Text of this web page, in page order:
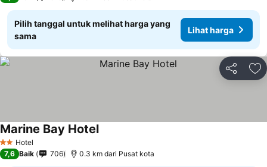
Pilih tanggal untuk melihat harga yang
sama
Lihat harga
Bagikan
2 Bintang
Hotel
Marine Bay HotelLihat harga
7,6 Baik 706 0.3 km dari Pusat kota